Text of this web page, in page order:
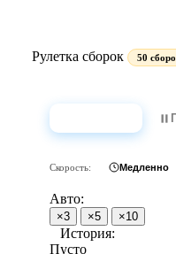
Рулетка сборок 50
Скорость: Медленно
Авто:
×3 ×5 ×10
История:
Пусто